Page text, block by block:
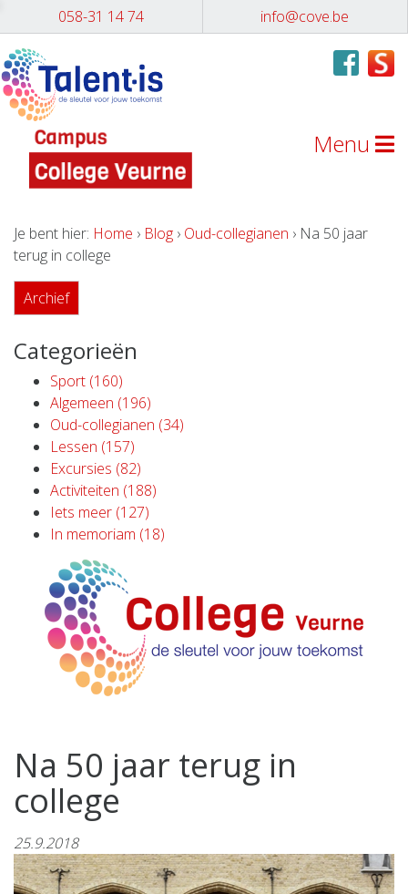
058-31 14 74 info@cove.be
Menu
Je bent hier: Home › Blog › Oud-collegianen › Na 50 jaar
terug in college
Archief
Categorieën
Sport (160)
Algemeen (196)
Oud-collegianen (34)
Lessen (157)
Excursies (82)
Activiteiten (188)
Iets meer (127)
In memoriam (18)
Na 50 jaar terug in
college
25.9.2018